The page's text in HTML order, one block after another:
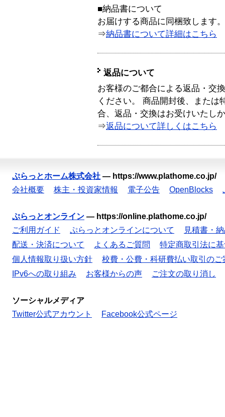
■納品書について
お届けする商品に同梱致します。
⇒納品書について詳細はこちら
返品について
お客様のご都合による返品・交
ください。 商品開封後、または
合、返品・交換はお受けいたし
⇒返品について詳しくはこちら
ぷらっとホーム株式会社 — https://www.plathome.co.jp/
会社概要
株主・投資家情報 電子公告 OpenBlocks
ぷらっとオンライン — https://online.plathome.co.jp/
ご利用ガイド
ぷらっとオンラインについて
見積書・
配送・決済について
よくあるご質問
特定商取引法に
個人情報取り扱い方針
校費・公費・科研費払い取引のご
IPv6への取り組み
お客様からの声 ご注文の取り消し
ソーシャルメディア
Twitter公式アカウント
Facebook公式ページ